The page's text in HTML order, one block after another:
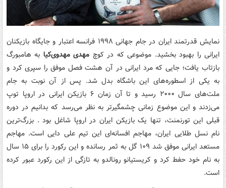
نمایش قدرتمند ایران در جام جهانی ۱۹۹۸ فرانسه اعتبار و جایگاه بازیکنان
ایرانی را بهبود بخشید. موضوعی که در کوچ مهدی مهدوی‌کیا به هامبورگ
بازتاب یافت؛ جایی که مرد ایرانی در آن هشت فصل موفق را سپری کرد و
به یکی از اسطوره‌های این باشگاه بدل شد. پس از آن نوبت به جام
ملت‌های سال ۲۰۰۰ رسید و تا آن زمان ۶ بازیکن ایرانی در اروپا توپ
می‌زدند و این موضوع زمانی چشمگیرتر به نظر می‌رسد که بدانیم در دوره
قبلی این تورنمنت، تنها یک بازیکن ایران در اروپا شاغل بود . بزرگ‌ترین
نام نسل طلایی ایران، مهاجم افسانه‌ای این تیم علی دایی است. مهاجم
مستعد ایرانی موفق شد ۱۰۹ گل به ثمر رسانده و این رکورد را برای ۱۵ سال
به نام خود حفط کرد و کریستیانو رونالدو به تازگی از این رکورد عبور کرده
است.